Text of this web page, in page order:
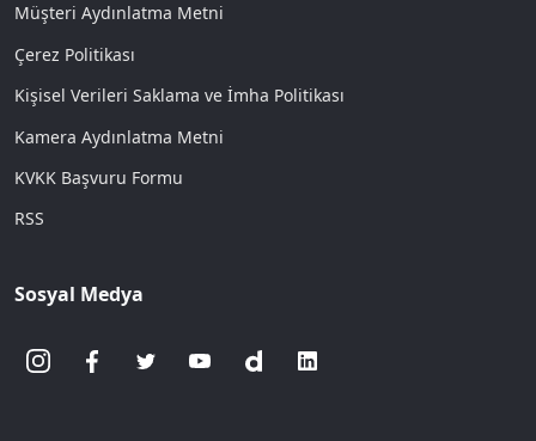
Müşteri Aydınlatma Metni
Çerez Politikası
Kişisel Verileri Saklama ve İmha Politikası
Kamera Aydınlatma Metni
KVKK Başvuru Formu
RSS
Sosyal Medya